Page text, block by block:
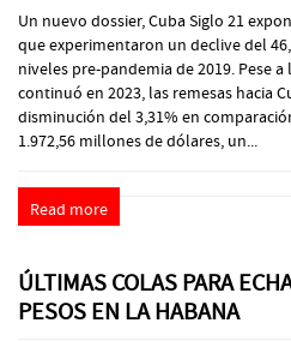
Un nuevo dossier, Cuba Siglo 21
que experimentaron un declive del
niveles pre-pandemia de 2019. Pese
continuó en 2023, las remesas hacia
disminución del 3,31% en
1.972,56 millones de dólares, un...
Read more
ÚLTIMAS COLAS PARA
PESOS EN LA HABANA